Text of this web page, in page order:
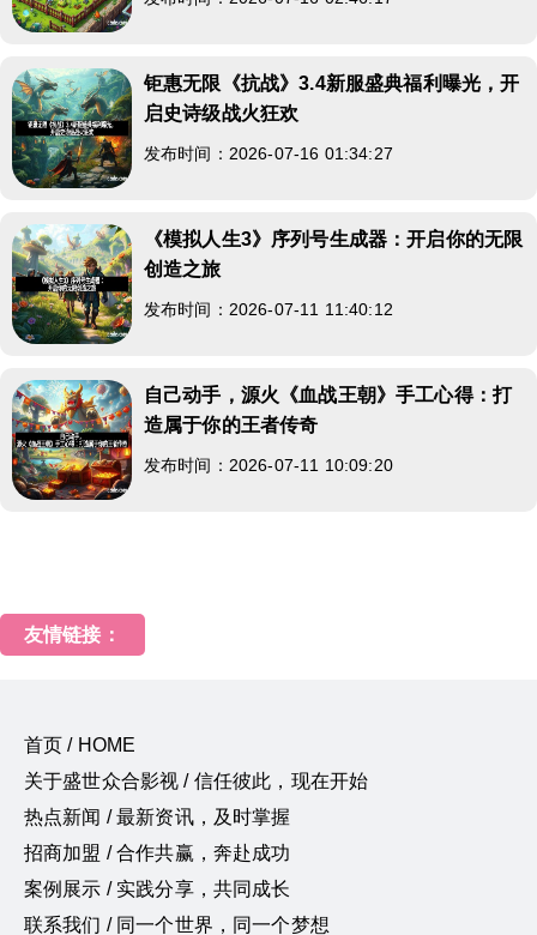
钜惠无限《抗战》3.4新服盛典福利曝光，开
启史诗级战火狂欢
发布时间：2026-07-16 01:34:27
《模拟人生3》序列号生成器：开启你的无限
创造之旅
发布时间：2026-07-11 11:40:12
自己动手，源火《血战王朝》手工心得：打
造属于你的王者传奇
发布时间：2026-07-11 10:09:20
友情链接：
首页 / HOME
关于盛世众合影视 / 信任彼此，现在开始
热点新闻 / 最新资讯，及时掌握
招商加盟 / 合作共赢，奔赴成功
案例展示 / 实践分享，共同成长
联系我们 / 同一个世界，同一个梦想